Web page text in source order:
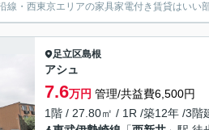
線・西東京エリアの家具家電付き賃貸はいい
足立区島根
アシュ
7.6万円 管理/共益費6,500円
1階 / 27.80㎡ / 1R /築12年 /3階